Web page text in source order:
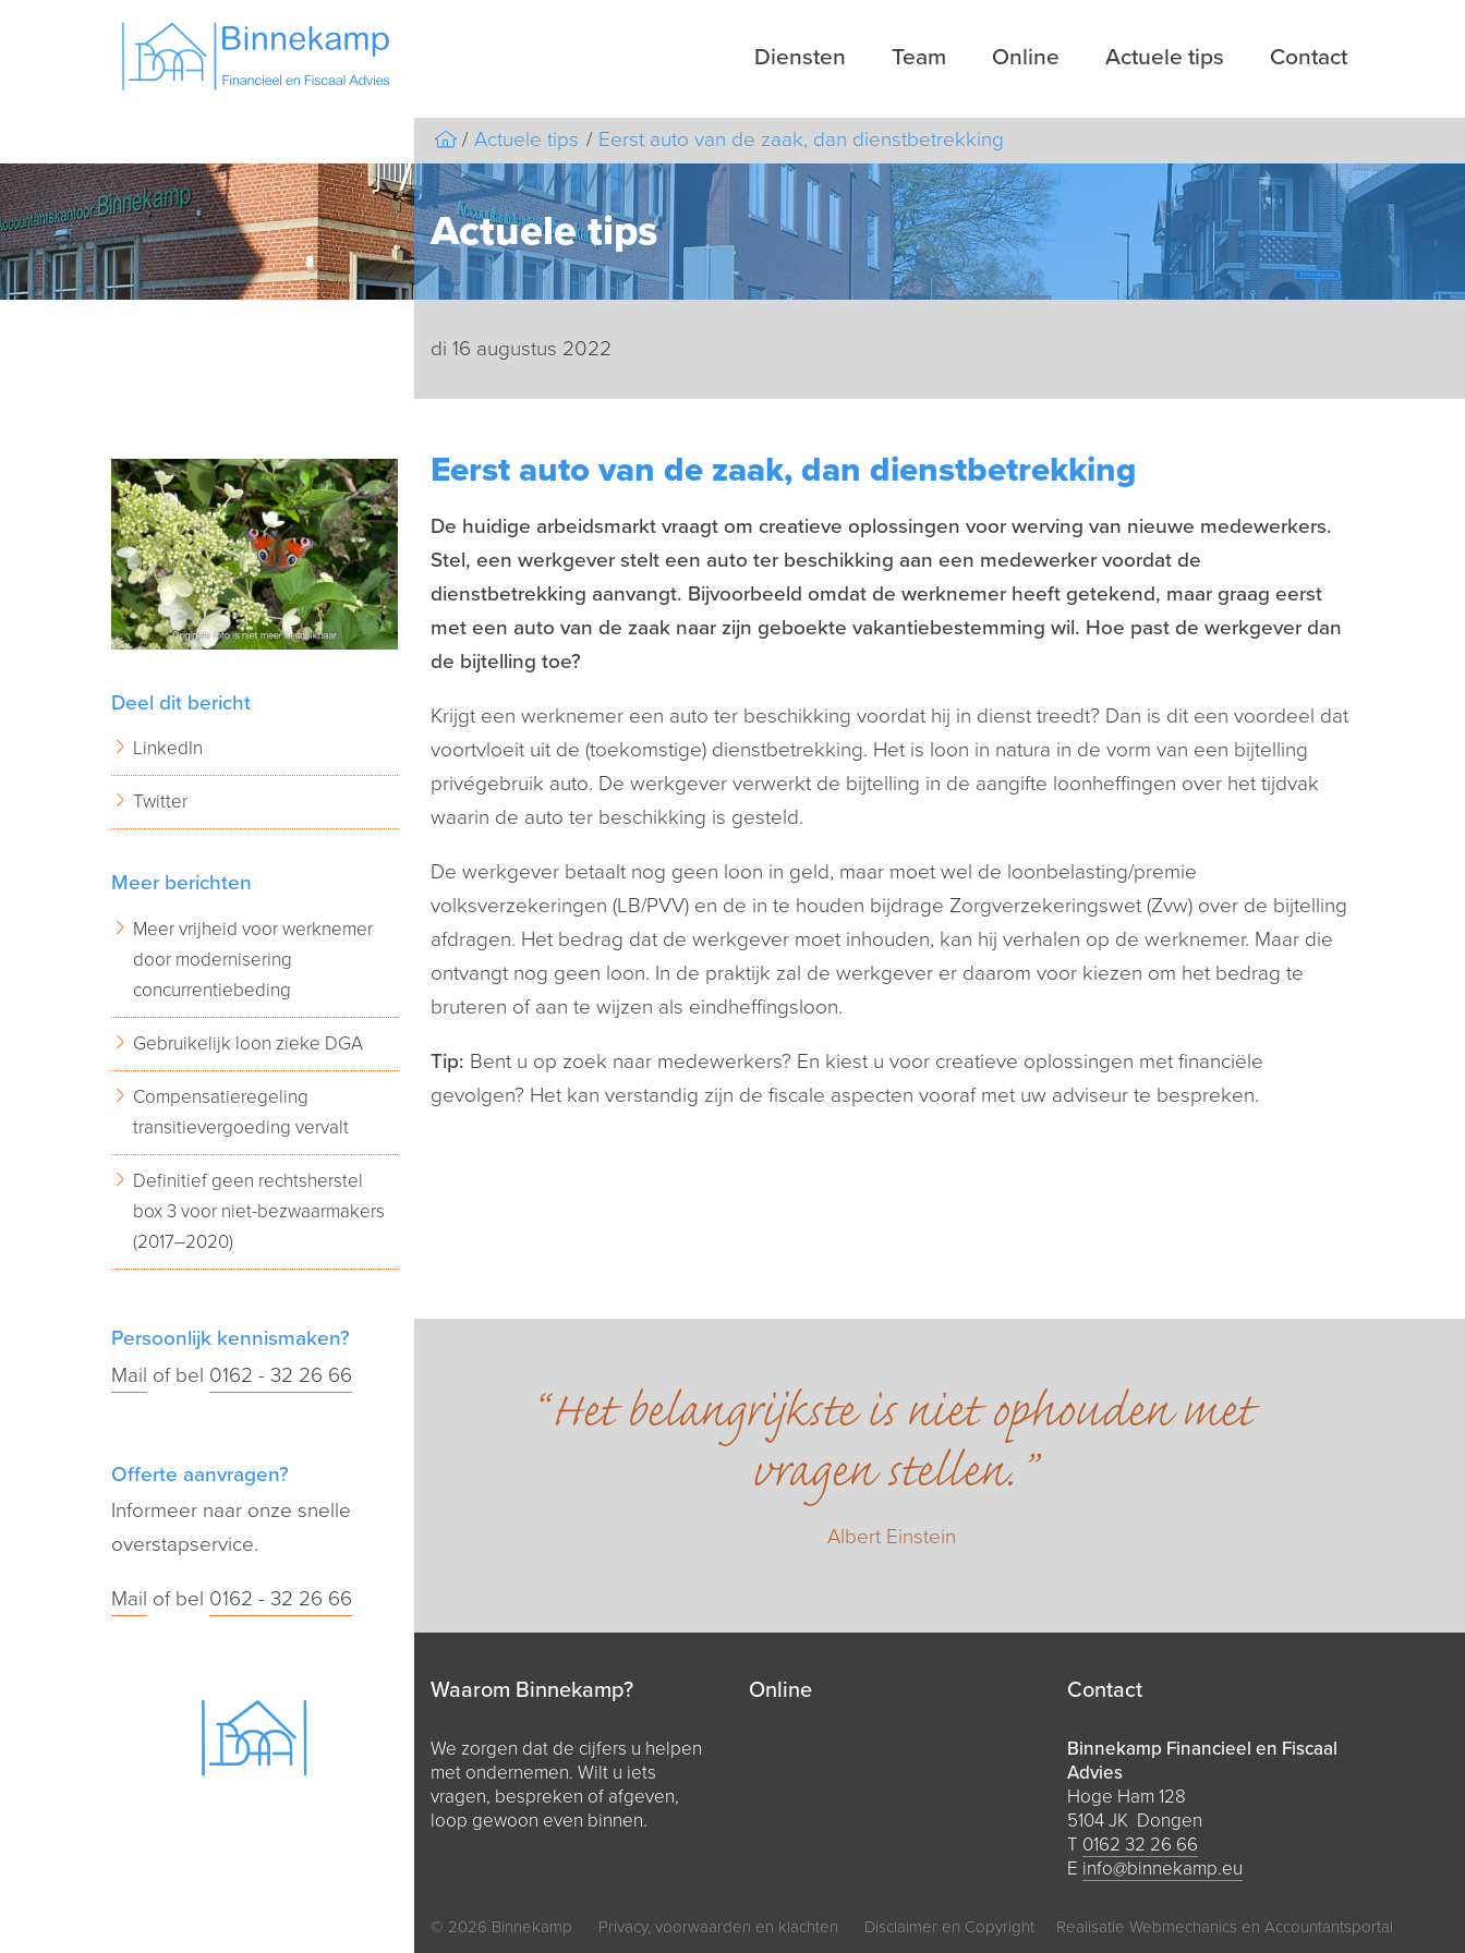
Diensten Team Online Actuele tips Contact
Actuele tips Eerst auto van de zaak, dan dienstbetrekking
Actuele tips
di 16 augustus 2022
Eerst auto van de zaak, dan dienstbetrekking
De huidige arbeidsmarkt vraagt om creatieve oplossingen voor werving van nieuwe medewerkers.
Stel, een werkgever stelt een auto ter beschikking aan een medewerker voordat de
dienstbetrekking aanvangt. Bijvoorbeeld omdat de werknemer heeft getekend, maar graag eerst
met een auto van de zaak naar zijn geboekte vakantiebestemming wil. Hoe past de werkgever dan
de bijtelling toe?
Krijgt een werknemer een auto ter beschikking voordat hij in dienst treedt? Dan is dit een voordeel dat
voortvloeit uit de (toekomstige) dienstbetrekking. Het is loon in natura in de vorm van een bijtelling
privégebruik auto. De werkgever verwerkt de bijtelling in de aangifte loonheffingen over het tijdvak
waarin de auto ter beschikking is gesteld.
De werkgever betaalt nog geen loon in geld, maar moet wel de loonbelasting/premie
volksverzekeringen (LB/PVV) en de in te houden bijdrage Zorgverzekeringswet (Zvw) over de bijtelling
afdragen. Het bedrag dat de werkgever moet inhouden, kan hij verhalen op de werknemer. Maar die
ontvangt nog geen loon. In de praktijk zal de werkgever er daarom voor kiezen om het bedrag te
bruteren of aan te wijzen als eindheffingsloon.
Tip: Bent u op zoek naar medewerkers? En kiest u voor creatieve oplossingen met financiële
gevolgen? Het kan verstandig zijn de fiscale aspecten vooraf met uw adviseur te bespreken.
Deel dit bericht
LinkedIn
Twitter
Meer berichten
Meer vrijheid voor werknemer
door modernisering
concurrentiebeding
Gebruikelijk loon zieke DGA
Compensatieregeling
transitievergoeding vervalt
Definitief geen rechtsherstel
box 3 voor niet-bezwaarmakers
(2017–2020)
Persoonlijk kennismaken?
Mail of bel 0162 - 32 26 66
Offerte aanvragen?
Informeer naar onze snelle
overstapservice.
Mail of bel 0162 - 32 26 66
Het belangrijkste is niet ophouden met
vragen stellen.
Albert Einstein
Waarom Binnekamp?
We zorgen dat de cijfers u helpen
met ondernemen. Wilt u iets
vragen, bespreken of afgeven,
loop gewoon even binnen.
Online Contact
Binnekamp Financieel en Fiscaal
Advies
Hoge Ham 128
5104 JK Dongen
T 0162 32 26 66
E info@binnekamp.eu
© 2026 Binnekamp Privacy, voorwaarden en klachten Disclaimer en Copyright Realisatie Webmechanics en Accountantsportal